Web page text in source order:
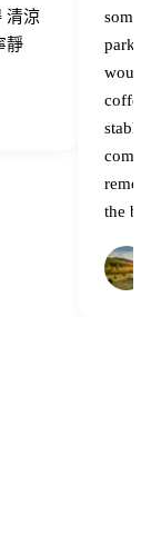
清涼
靜
some
parks
would
stable
the